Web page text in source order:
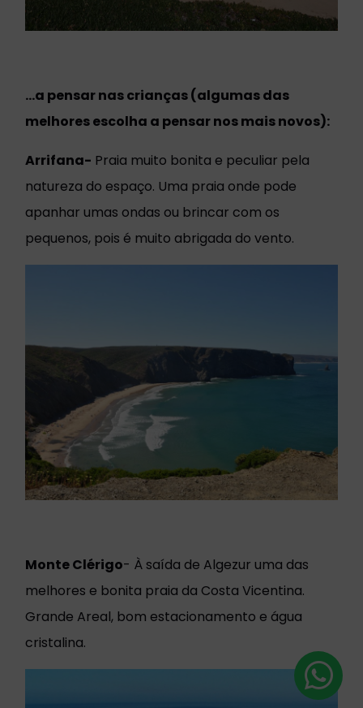
…a pensar nas crianças (algumas das
melhores escolha a pensar nos mais novos):
Arrifana- Praia muito bonita e peculiar pela
natureza do espaço. Uma praia onde pode
apanhar umas ondas ou brincar com os
pequenos, pois é muito abrigada do vento.
Monte Clérigo- À saída de Algezur uma das
melhores e bonita praia da Costa Vicentina.
Grande Areal, bom estacionamento e água
cristalina.